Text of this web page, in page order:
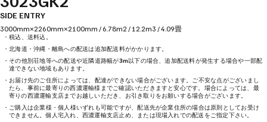
SIDE ENTRY
3000mm×2260mm×2100mm / 6.78m2 / 12.2m3 / 4.09畳
・税込、送料込。
・北海道・沖縄・離島への配送は追加配送料がかかります。
・その他別荘地等への配送や近隣道路幅が3m以下の場合、追加配送料が発生する場合や一部配
達できない地域もあります。
・お届け先のご住所によっては、配達ができない場合がございます。ご不安な点がございまし
たら、事前に最寄りの西濃運輸様までご確認いただきますと安心です。場合によっては、最
寄りの西濃運輸支店までお越しいただき、お引き取りをお願いする場合がございます。
・ご購入は企業様・個人様いずれも可能ですが、配送先が企業住所の場合は原則としてお受け
できません。個人宅入れ、西濃運輸支店止め、または現場入れでの配送をご指定下さい。